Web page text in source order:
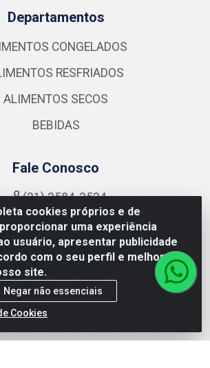
cookies próprios e de
uma experiência
usuário, apresentar publicidade
com o seu perfil e melhorar a
site.
Negar não essenciais
Cookies
Departamentos
CONGELADOS
RESFRIADOS
ALIMENTOS SECOS
BEBIDAS
Fale Conosco
(21) 2584-3524
Instagram
de Pagamento